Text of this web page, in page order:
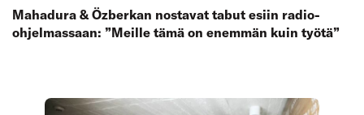
Mahadura & Özberkan nostavat tabut esiin radio-
ohjelmassaan: ”Meille tämä on enemmän kuin työtä”